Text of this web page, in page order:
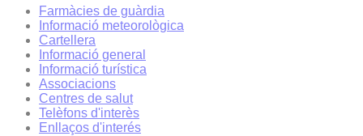
Farmàcies de guàrdia
Informació meteorològica
Cartellera
Informació general
Informació turística
Associacions
Centres de salut
Telèfons d'interès
Enllaços d'interés